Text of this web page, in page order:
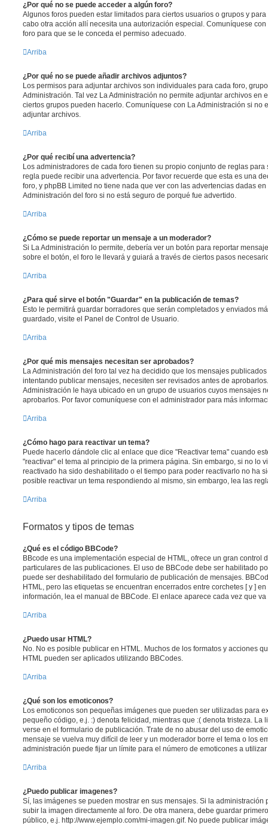
¿Por qué no se puede acceder a algún foro?
Algunos foros pueden estar limitados para ciertos usuarios o grupos y
cabo otra acción allí necesita una autorización especial. Comuníquese
foro para que se le conceda el permiso adecuado.
Arriba
¿Por qué no se puede añadir archivos adjuntos?
Los permisos para adjuntar archivos son individuales para cada foro,
Administración. Tal vez La Administración no permite adjuntar archivos en
ciertos grupos pueden hacerlo. Comuníquese con La Administración si no
adjuntar archivos.
Arriba
¿Por qué recibí una advertencia?
Los administradores de cada foro tienen su propio conjunto de reglas
regla puede recibir una advertencia. Por favor recuerde que esta es una
foro, y phpBB Limited no tiene nada que ver con las advertencias dadas
Administración del foro si no está seguro de porqué fue advertido.
Arriba
¿Cómo se puede reportar un mensaje a un moderador?
Si La Administración lo permite, debería ver un botón para reportar
sobre el botón, el foro le llevará y guiará a través de ciertos pasos
Arriba
¿Para qué sirve el botón "Guardar" en la publicación de temas?
Esto le permitirá guardar borradores que serán completados y enviados
guardado, visite el Panel de Control de Usuario.
Arriba
¿Por qué mis mensajes necesitan ser aprobados?
La Administración del foro tal vez ha decidido que los mensajes
intentando publicar mensajes, necesiten ser revisados antes de
Administración le haya ubicado en un grupo de usuarios cuyos mensajes
aprobarlos. Por favor comuníquese con el administrador para más
Arriba
¿Cómo hago para reactivar un tema?
Puede hacerlo dándole clic al enlace que dice "Reactivar tema" cuando
"reactivar" el tema al principio de la primera página. Sin embargo, si no lo
reactivado ha sido deshabilitado o el tiempo para poder reactivarlo no ha
posible reactivar un tema respondiendo al mismo, sin embargo, lea las
Arriba
Formatos y tipos de temas
¿Qué es el código BBCode?
BBcode es una implementación especial de HTML, ofrece un gran control
particulares de las publicaciones. El uso de BBCode debe ser habilitado
puede ser deshabilitado del formulario de publicación de mensajes.
HTML, pero las etiquetas se encuentran encerrados entre corchetes [ y ]
información, lea el manual de BBCode. El enlace aparece cada vez que
Arriba
¿Puedo usar HTML?
No. No es posible publicar en HTML. Muchos de los formatos y acciones
HTML pueden ser aplicados utilizando BBCodes.
Arriba
¿Qué son los emoticonos?
Los emoticonos son pequeñas imágenes que pueden ser utilizadas para
pequeño código, e.j. :) denota felicidad, mientras que :( denota tristeza. La
verse en el formulario de publicación. Trate de no abusar del uso de
mensaje se vuelva muy difícil de leer y un moderador borre el tema o los
administración puede fijar un límite para el número de emoticones a
Arriba
¿Puedo publicar imagenes?
Sí, las imágenes se pueden mostrar en sus mensajes. Si la administración
subir la imagen directamente al foro. De otra manera, debe guardar
público, e.j. http://www.ejemplo.com/mi-imagen.gif. No puede publicar